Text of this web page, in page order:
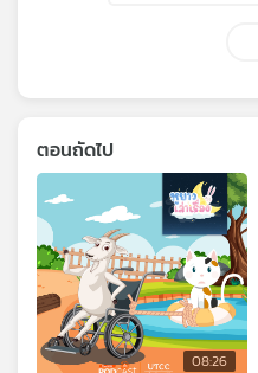
ตอนถัดไป
08:26